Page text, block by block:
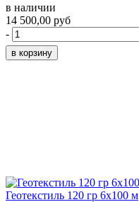
в наличии
14 500,00 руб
-
Геотекстиль 120 гр 6х100 м